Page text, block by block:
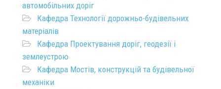
автомобільних доріг
Кафедра Технології дорожньо-будівельних
матеріалів
Кафедра Проектування доріг, геодезії і
землеустрою
Кафедра Мостів, конструкцій та будівельної
механіки